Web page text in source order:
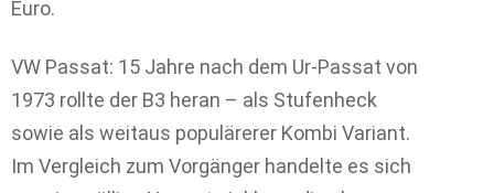
Euro.
VW Passat: 15 Jahre nach dem Ur-Passat von
1973 rollte der B3 heran – als Stufenheck
sowie als weitaus populärerer Kombi Variant.
Im Vergleich zum Vorgänger handelte es sich